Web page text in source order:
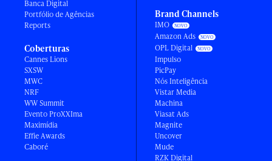
Banca Digital
Portfólio de Agências
Reports
Coberturas
Cannes Lions
SXSW
MWC
NRF
WW Summit
Evento ProXXIma
Maximídia
Effie Awards
Caboré
Brand Channels
IMO
Amazon Ads
OPL Digital
Impulso
PicPay
Nós Inteligência
Vistar Media
Machina
Viasat Ads
Magnite
Uncover
Mude
RZK Digital